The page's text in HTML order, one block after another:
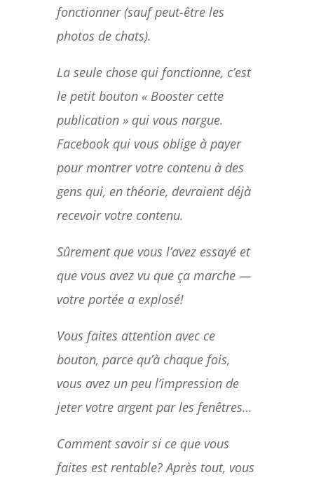
fonctionner (sauf peut-être les
photos de chats).
La seule chose qui fonctionne, c’est
le petit bouton « Booster cette
publication » qui vous nargue.
Facebook qui vous oblige à payer
pour montrer votre contenu à des
gens qui, en théorie, devraient déjà
recevoir votre contenu.
Sûrement que vous l’avez essayé et
que vous avez vu que ça marche —
votre portée a explosé!
Vous faites attention avec ce
bouton, parce qu’à chaque fois,
vous avez un peu l’impression de
jeter votre argent par les fenêtres…
Comment savoir si ce que vous
faites est rentable? Après tout, vous